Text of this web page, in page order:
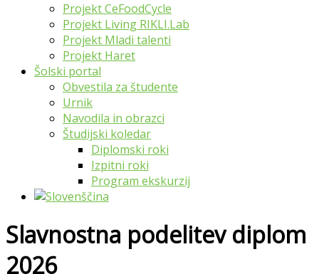
Projekt CeFoodCycle
Projekt Living RIKLI.Lab
Projekt Mladi talenti
Projekt Haret
Šolski portal
Obvestila za študente
Urnik
Navodila in obrazci
Študijski koledar
Diplomski roki
Izpitni roki
Program ekskurzij
Slavnostna podelitev diplom
2026